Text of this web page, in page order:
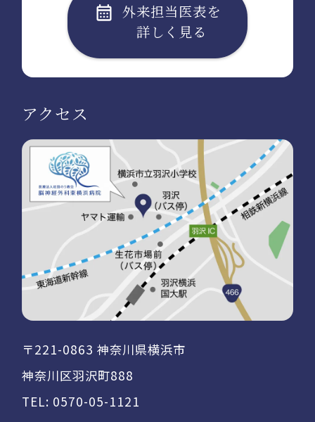
外来担当医表を
詳しく見る
アクセス
〒221-0863 神奈川県横浜市
神奈川区羽沢町888
TEL: 0570-05-1121